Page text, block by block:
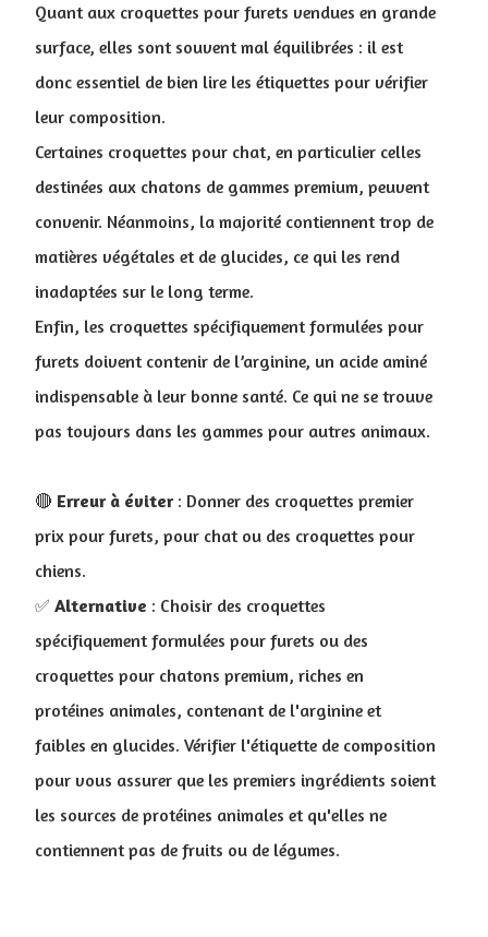
Quant aux croquettes pour furets vendues en grande
surface, elles sont souvent mal équilibrées : il est
donc essentiel de bien lire les étiquettes pour vérifier
leur composition.
Certaines croquettes pour chat, en particulier celles
destinées aux chatons de gammes premium, peuvent
convenir. Néanmoins, la majorité contiennent trop de
matières végétales et de glucides, ce qui les rend
inadaptées sur le long terme.
Enfin, les croquettes spécifiquement formulées pour
furets doivent contenir de l’arginine, un acide aminé
indispensable à leur bonne santé. Ce qui ne se trouve
pas toujours dans les gammes pour autres animaux.
🔴 Erreur à éviter: Donner des croquettes premier
prix pour furets, pour chat ou des croquettes pour
chiens.
✅ Alternative : Choisir des croquettes
spécifiquement formulées pour furets ou des
croquettes pour chatons premium, riches en
protéines animales, contenant de l'arginine et
faibles en glucides. Vérifier l'étiquette de composition
pour vous assurer que les premiers ingrédients soient
les sources de protéines animales et qu'elles ne
contiennent pas de fruits ou de légumes.